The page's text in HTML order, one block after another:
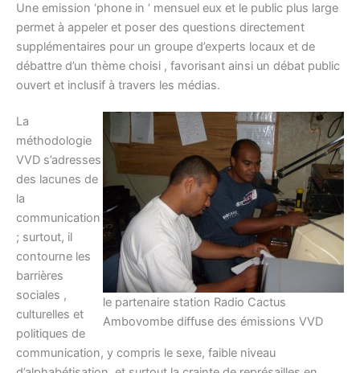
Une emission ‘phone in ‘ mensuel eux et le public plus large
permet à appeler et poser des questions directement
supplémentaires pour un groupe d’experts locaux et de
débattre d’un thème choisi , favorisant ainsi un débat public
ouvert et inclusif à travers les médias.
le partenaire station Radio Cactus
Ambovombe diffuse des émissions VVD
La
méthodologie
VVD s’adresses
des lacunes de
la
communication
; surtout, il
contourne les
barrières
sociales ,
culturelles et
politiques de
communication, y compris le sexe, faible niveau